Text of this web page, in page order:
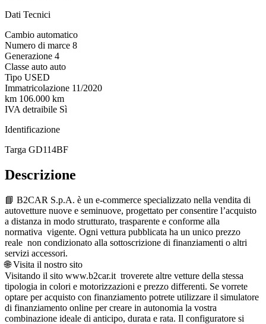
Dati Tecnici
Cambio automatico
Numero di marce 8
Generazione 4
Classe auto auto
Tipo USED
Immatricolazione 11/2020
km 106.000 km
IVA detraibile Sì
Identificazione
Targa GD114BF
Descrizione
📘 B2CAR S.p.A. è un e-commerce specializzato nella vendita di
autovetture nuove e seminuove, progettato per consentire l’acquisto
a distanza in modo strutturato, trasparente e conforme alla
normativa vigente. Ogni vettura pubblicata ha un unico prezzo
reale non condizionato alla sottoscrizione di finanziamenti o altri
servizi accessori.
🌐 Visita il nostro sito
Visitando il sito www.b2car.it troverete altre vetture della stessa
tipologia in colori e motorizzazioni e prezzo differenti. Se vorrete
optare per acquisto con finanziamento potrete utilizzare il simulatore
di finanziamento online per creare in autonomia la vostra
combinazione ideale di anticipo, durata e rata. Il configuratore si